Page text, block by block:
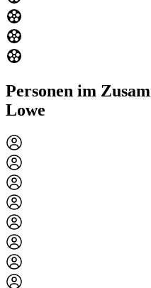
Personen im
Lowe